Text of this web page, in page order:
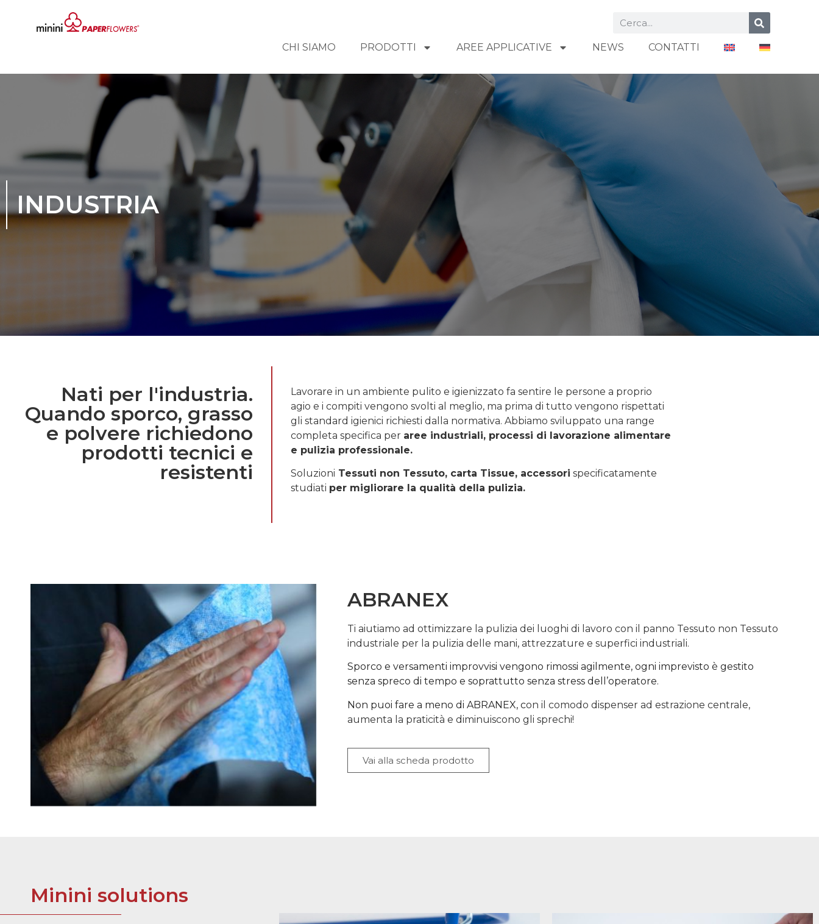
CHI SIAMO PRODOTTI AREE APPLICATIVE NEWS CONTATTI
INDUSTRIA
Nati per l'industria.
Quando sporco, grasso
e polvere richiedono
prodotti tecnici e
resistenti
Lavorare in un ambiente pulito e igienizzato fa sentire le persone a proprio
agio e i compiti vengono svolti al meglio, ma prima di tutto vengono rispettati
gli standard igienici richiesti dalla normativa. Abbiamo sviluppato una range
completa specifica per aree industriali, processi di lavorazione alimentare
e pulizia professionale.
Soluzioni Tessuti non Tessuto, carta Tissue, accessori specificatamente
studiati per migliorare la qualità della pulizia.
ABRANEX
Ti aiutiamo ad ottimizzare la pulizia dei luoghi di lavoro con il panno Tessuto non Tessuto
industriale per la pulizia delle mani, attrezzature e superfici industriali.
Sporco e versamenti improvvisi vengono rimossi agilmente, ogni imprevisto è gestito
senza spreco di tempo e soprattutto senza stress dell’operatore.
Non puoi fare a meno di ABRANEX, con il comodo dispenser ad estrazione centrale,
aumenta la praticità e diminuiscono gli sprechi!
Vai alla scheda prodotto
Minini solutions